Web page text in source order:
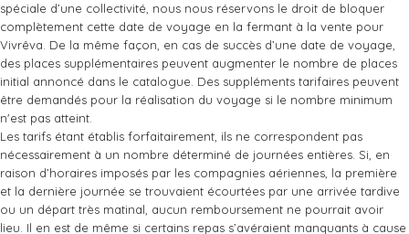
spéciale d’une collectivité, nous nous réservons le droit de bloquer
complètement cette date de voyage en la fermant à la vente pour
Vivrêva. De la même façon, en cas de succès d’une date de voyage,
des places supplémentaires peuvent augmenter le nombre de places
initial annoncé dans le catalogue. Des suppléments tarifaires peuvent
être demandés pour la réalisation du voyage si le nombre minimum
n'est pas atteint.
Les tarifs étant établis forfaitairement, ils ne correspondent pas
nécessairement à un nombre déterminé de journées entières. Si, en
raison d’horaires imposés par les compagnies aériennes, la première
et la dernière journée se trouvaient écourtées par une arrivée tardive
ou un départ très matinal, aucun remboursement ne pourrait avoir
lieu. Il en est de même si certains repas s’avéraient manquants à cause